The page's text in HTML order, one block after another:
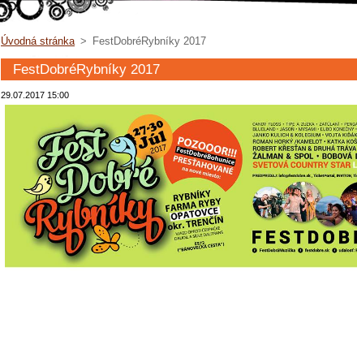
Úvodná stránka > FestDobréRybníky 2017
FestDobréRybníky 2017
29.07.2017 15:00